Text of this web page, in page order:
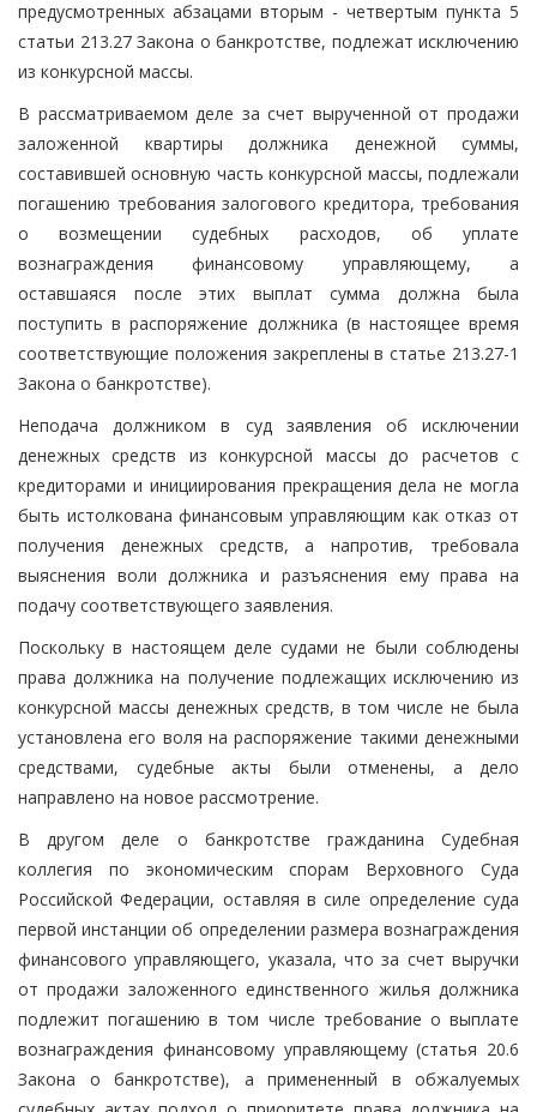
предусмотренных абзацами вторым - четвертым пункта 5
статьи 213.27 Закона о банкротстве, подлежат исключению
из конкурсной массы.
В рассматриваемом деле за счет вырученной от продажи
заложенной квартиры должника денежной суммы,
составившей основную часть конкурсной массы, подлежали
погашению требования залогового кредитора, требования
о возмещении судебных расходов, об уплате
вознаграждения финансовому управляющему, а
оставшаяся после этих выплат сумма должна была
поступить в распоряжение должника (в настоящее время
соответствующие положения закреплены в статье 213.27-1
Закона о банкротстве).
Неподача должником в суд заявления об исключении
денежных средств из конкурсной массы до расчетов с
кредиторами и инициирования прекращения дела не могла
быть истолкована финансовым управляющим как отказ от
получения денежных средств, а напротив, требовала
выяснения воли должника и разъяснения ему права на
подачу соответствующего заявления.
Поскольку в настоящем деле судами не были соблюдены
права должника на получение подлежащих исключению из
конкурсной массы денежных средств, в том числе не была
установлена его воля на распоряжение такими денежными
средствами, судебные акты были отменены, а дело
направлено на новое рассмотрение.
В другом деле о банкротстве гражданина Судебная
коллегия по экономическим спорам Верховного Суда
Российской Федерации, оставляя в силе определение суда
первой инстанции об определении размера вознаграждения
финансового управляющего, указала, что за счет выручки
от продажи заложенного единственного жилья должника
подлежит погашению в том числе требование о выплате
вознаграждения финансовому управляющему (статья 20.6
Закона о банкротстве), а примененный в обжалуемых